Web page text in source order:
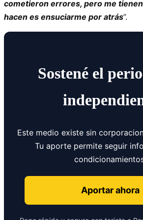
cometieron errores, pero me
hacen es ensuciarme por atrás”.
Sostené el
Este medio existe sin
Tu aporte permite seguir
Aportar ahora